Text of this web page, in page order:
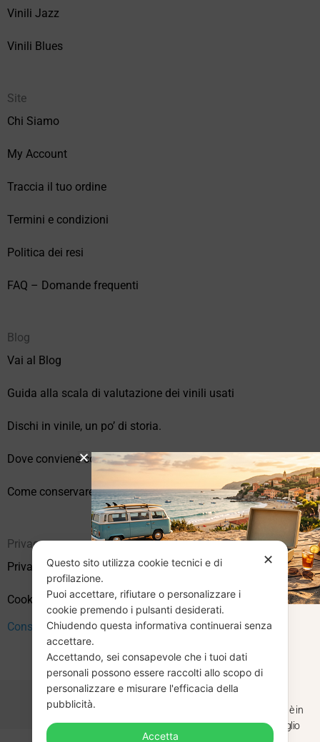
Vinili Jazz
Vinili Blues
Site
Chi Siamo
My Account
Traccia il tuo ordine
Termini e condizioni
Politica dei resi
FAQ – Domande frequenti
Blog
Vai al Blog
Guida alla scala di valutazione dei vinili usati
Dischi in vinile, un po’ di storia.
Dove conviene comprare vinili online?
Come conservare correttamente i vinili usati
Privacy
Privacy Policy
Cookie Policy (UE)
Consenso
✕
Questo sito utilizza cookie tecnici e di
profilazione.
Puoi accettare, rifiutare o personalizzare i
cookie premendo i pulsanti desiderati.
Chiudendo questa informativa continuerai senza
accettare.
Accettando, sei consapevole che i tuoi dati
personali possono essere raccolti allo scopo di
personalizzare e misurare l'efficacia della
pubblicità.
Accetta
CHIUSURA
ESTIVA
Dal 29 luglio al 31 agosto venditaviniliusati.it è in
pausa estiva. Gli ordini ricevuti entro il 29 luglio